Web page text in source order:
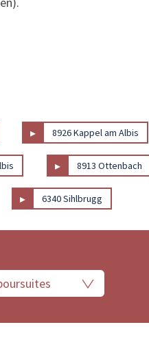
▸ 8926 Kappel am Albis
▸ 8913 Ottenbach
▸ 6340 Sihlbrugg